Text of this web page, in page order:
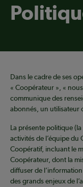
Dans le cadre de ses
« Coopérateur », «
communique des
abonnés, un utilisateur
La présente politique
activités de l’équipe du
Coopératif, incluant le
Coopérateur, dont la
diffuser de
des grands enjeux de